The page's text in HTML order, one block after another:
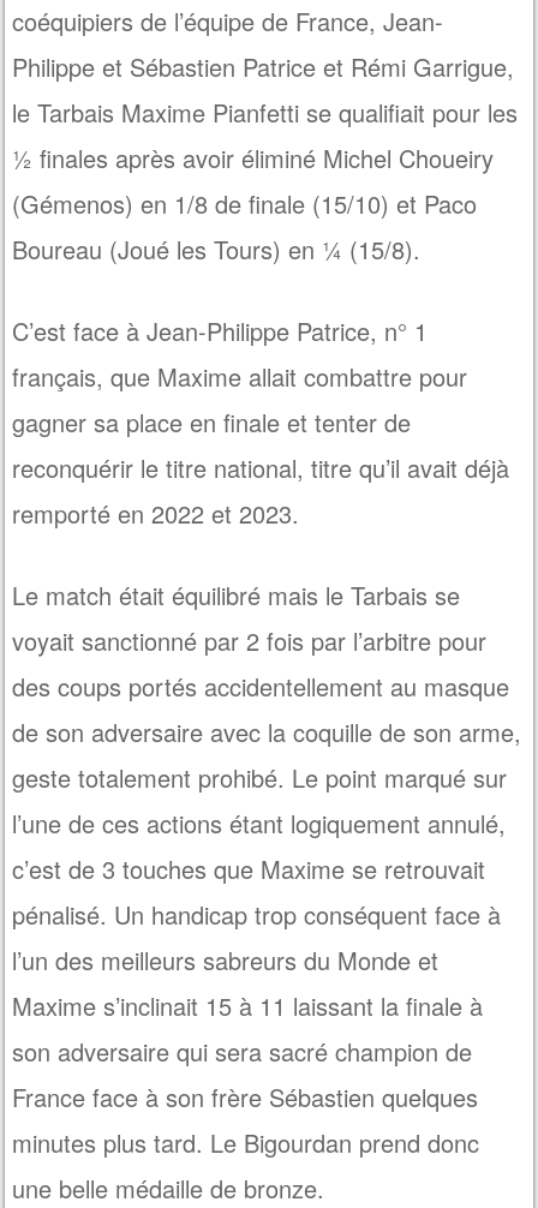
coéquipiers de l’équipe de France, Jean-
Philippe et Sébastien Patrice et Rémi Garrigue,
le Tarbais Maxime Pianfetti se qualifiait pour les
½ finales après avoir éliminé Michel Choueiry
(Gémenos) en 1/8 de finale (15/10) et Paco
Boureau (Joué les Tours) en ¼ (15/8).
C’est face à Jean-Philippe Patrice, n° 1
français, que Maxime allait combattre pour
gagner sa place en finale et tenter de
reconquérir le titre national, titre qu’il avait déjà
remporté en 2022 et 2023.
Le match était équilibré mais le Tarbais se
voyait sanctionné par 2 fois par l’arbitre pour
des coups portés accidentellement au masque
de son adversaire avec la coquille de son arme,
geste totalement prohibé. Le point marqué sur
l’une de ces actions étant logiquement annulé,
c’est de 3 touches que Maxime se retrouvait
pénalisé. Un handicap trop conséquent face à
l’un des meilleurs sabreurs du Monde et
Maxime s’inclinait 15 à 11 laissant la finale à
son adversaire qui sera sacré champion de
France face à son frère Sébastien quelques
minutes plus tard. Le Bigourdan prend donc
une belle médaille de bronze.